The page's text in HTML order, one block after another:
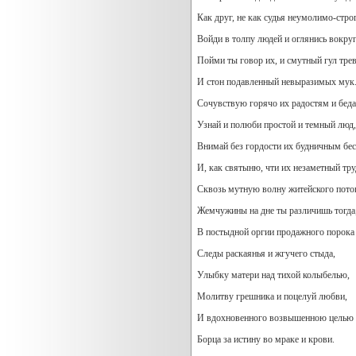
Как друг, не как судья неумолимо-
Войди в толпу людей и оглянись вокруг,
Пойми ты говор их, и смутный гул
И стон подавленный невыразимых мук.
Сочувствую горячо их радостям и
Узнай и полюби простой и темный люд,
Внимай без гордости их будничным
И, как святыню, чти их незаметный
Сквозь мутную волну житейского
Жемчужины на дне ты различишь
В постыдной оргии продажного
Следы раскаянья и жгучего стыда,
Улыбку матери над тихой колыбелью,
Молитву грешника и поцелуй любви,
И вдохновенного возвышенною целью
Борца за истину во мраке и крови.